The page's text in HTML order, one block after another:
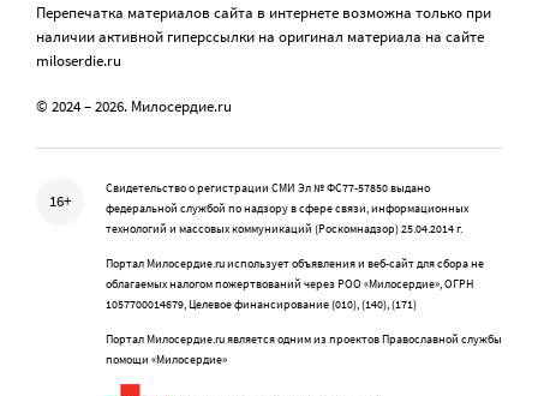
Перепечатка материалов сайта в интернете возможна только при
наличии активной гиперссылки на оригинал материала на сайте
miloserdie.ru
© 2024 – 2026. Милосердие.ru
16+
Свидетельство о регистрации СМИ Эл № ФС77-57850 выдано
федеральной службой по надзору в сфере связи, информационных
технологий и массовых коммуникаций (Роскомнадзор) 25.04.2014 г.
Портал Милосердие.ru использует объявления и веб-сайт для сбора не
облагаемых налогом пожертвований через РОО «Милосердие», ОГРН
1057700014679, Целевое финансирование (010), (140), (171)
Портал Милосердие.ru является одним из проектов Православной службы
помощи «Милосердие»